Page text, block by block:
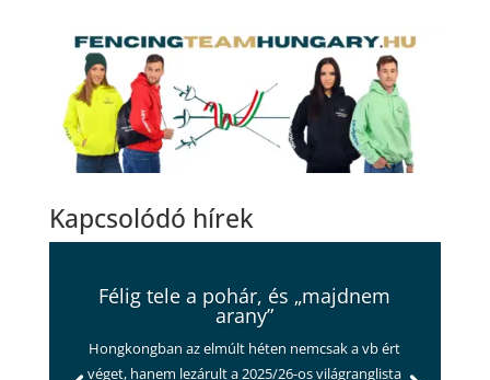
Kapcsolódó hírek
Félig tele a pohár, és „majdnem
arany”
Hongkongban az elmúlt héten nemcsak a vb ért
véget, hanem lezárult a 2025/26-os világranglista